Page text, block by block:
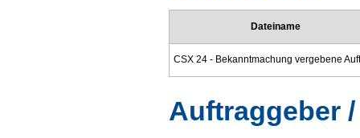
Dateiname
Auftraggeber